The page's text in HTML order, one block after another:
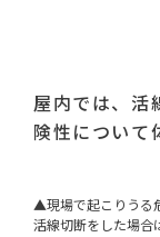
屋内では、活
険性について
▲現場で起こりう
活線切断をした場